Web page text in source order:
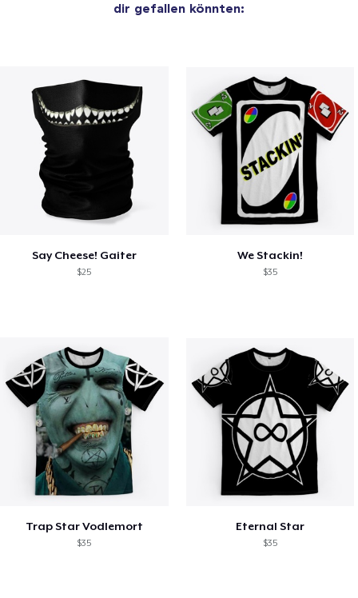
dir gefallen könnten:
Say Cheese! Gaiter
$25
We Stackin!
$35
Trap Star Vodlemort
$35
Eternal Star
$35